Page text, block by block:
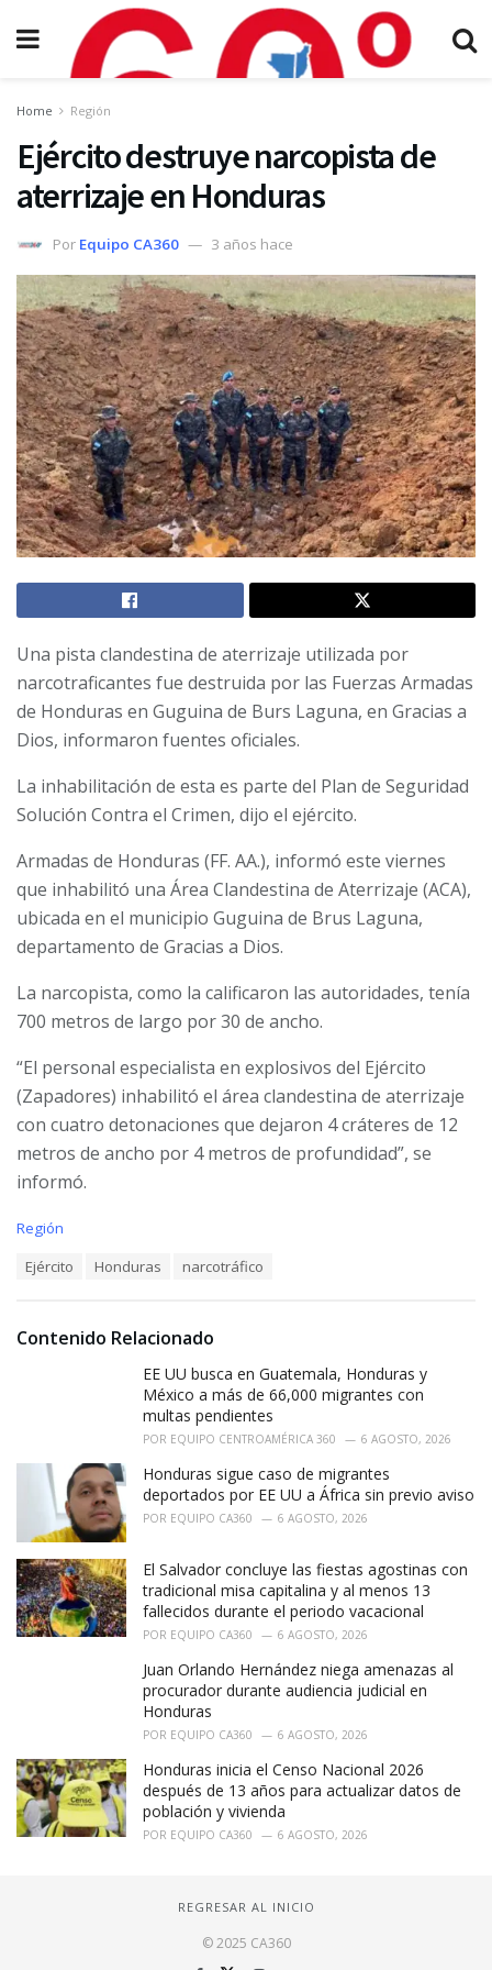
Home Región
Ejército destruye narcopista de
aterrizaje en Honduras
Por Equipo CA360 3 años hace
Una pista clandestina de aterrizaje utilizada por
narcotraficantes fue destruida por las Fuerzas Armadas
de Honduras en Guguina de Burs Laguna, en Gracias a
Dios, informaron fuentes oficiales.
La inhabilitación de esta es parte del Plan de Seguridad
Solución Contra el Crimen, dijo el ejército.
Armadas de Honduras (FF. AA.), informó este viernes
que inhabilitó una Área Clandestina de Aterrizaje (ACA),
ubicada en el municipio Guguina de Brus Laguna,
departamento de Gracias a Dios.
La narcopista, como la calificaron las autoridades, tenía
700 metros de largo por 30 de ancho.
“El personal especialista en explosivos del Ejército
(Zapadores) inhabilitó el área clandestina de aterrizaje
con cuatro detonaciones que dejaron 4 cráteres de 12
metros de ancho por 4 metros de profundidad”, se
informó.
C
r
Región
:
Ejército Honduras narcotráfico
Contenido Relacionado
EE UU busca en Guatemala, Honduras y
México a más de 66,000 migrantes con
multas pendientes
POR EQUIPO CENTROAMÉRICA 360 6 AGOSTO, 2026
Honduras sigue caso de migrantes
deportados por EE UU a África sin previo aviso
POR EQUIPO CA360 6 AGOSTO, 2026
El Salvador concluye las fiestas agostinas con
tradicional misa capitalina y al menos 13
fallecidos durante el periodo vacacional
POR EQUIPO CA360 6 AGOSTO, 2026
Juan Orlando Hernández niega amenazas al
procurador durante audiencia judicial en
Honduras
POR EQUIPO CA360 6 AGOSTO, 2026
Honduras inicia el Censo Nacional 2026
después de 13 años para actualizar datos de
población y vivienda
POR EQUIPO CA360 6 AGOSTO, 2026
REGRESAR AL INICIO
© 2025 CA360